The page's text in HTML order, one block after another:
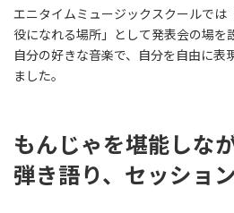
エニタイムミュージックスクールでは
役になれる場所」として発表会の場を
自分の好きな音楽で、自分を自由に表
ました。
もんじゃを堪能しな
弾き語り、セッショ